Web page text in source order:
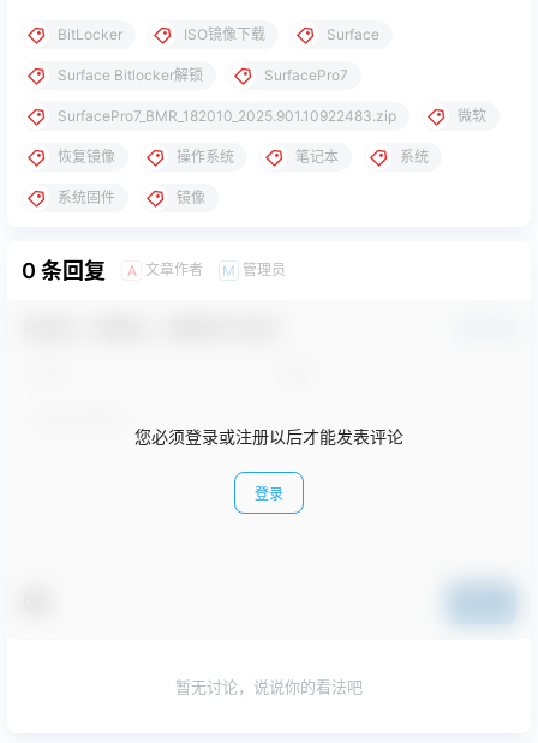
BitLocker ISO镜像下载 Surface
Surface Bitlocker解锁 SurfacePro7
SurfacePro7_BMR_182010_2025.901.10922483.zip 微软
恢复镜像 操作系统 笔记本 系统
系统固件 镜像
0 条回复 A 文章作者 M 管理员
您必须登录或注册以后才能发表评论
登录
暂无讨论，说说你的看法吧